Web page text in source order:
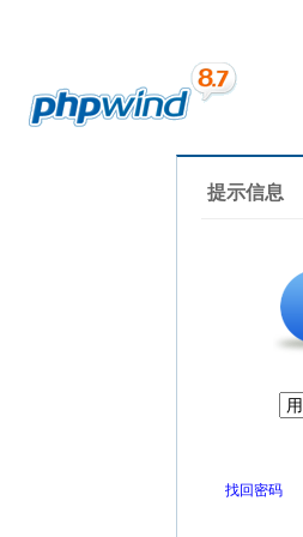
提示信息
找回密码